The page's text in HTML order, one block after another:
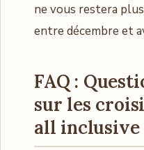
ne vous restera
entre décembre et
FAQ :
sur les
all inclusive